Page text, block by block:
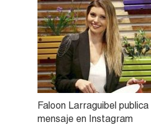
Faloon Larraguibel
mensaje en Instagram